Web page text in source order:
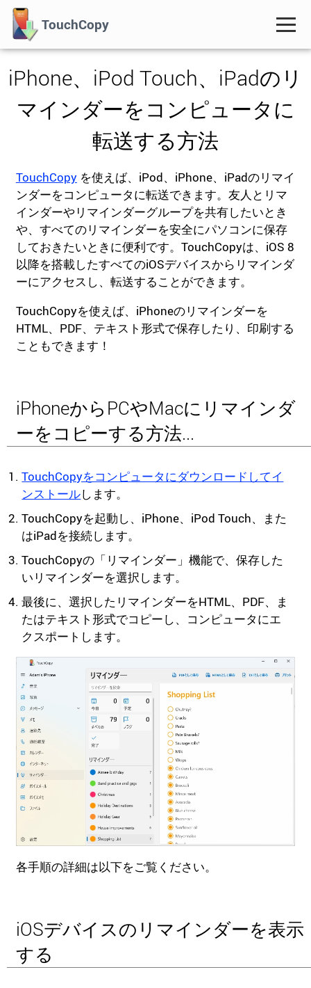
TouchCopy
iPhone、iPod Touch、iPadのリ
マインダーをコンピュータに
転送する方法
TouchCopyを使えば、iPod、iPhone、iPadのリマイ
ンダーをコンピュータに転送できます。友人とリマ
インダーやリマインダーグループを共有したいとき
や、すべてのリマインダーを安全にパソコンに保存
しておきたいときに便利です。TouchCopyは、iOS 8
以降を搭載したすべてのiOSデバイスからリマインダ
ーにアクセスし、転送することができます。
TouchCopyを使えば、iPhoneのリマインダーを
HTML、PDF、テキスト形式で保存したり、印刷する
こともできます！
iPhoneからPCやMacにリマインダ
ーをコピーする方法...
TouchCopyをコンピュータにダウンロードしてイ
ンストールします。
TouchCopyを起動し、iPhone、iPod Touch、また
はiPadを接続します。
TouchCopyの「リマインダー」機能で、保存した
いリマインダーを選択します。
最後に、選択したリマインダーをHTML、PDF、ま
たはテキスト形式でコピーし、コンピュータにエ
クスポートします。
各手順の詳細は以下をご覧ください。
iOSデバイスのリマインダーを表示
する